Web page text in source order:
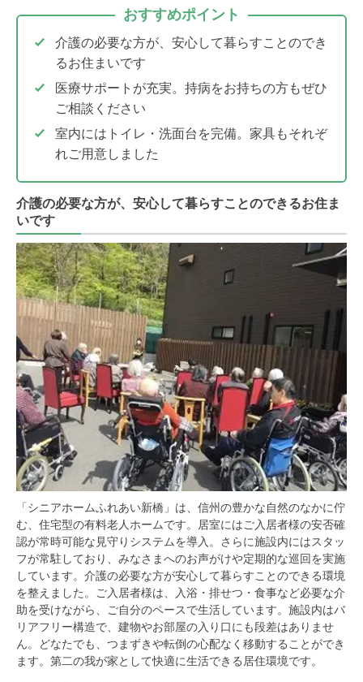
おすすめポイント
介護の必要な方が、安心して暮らすことのでき
るお住まいです
医療サポートが充実。持病をお持ちの方もぜひ
ご相談ください
室内にはトイレ・洗面台を完備。家具もそれぞ
れご用意しました
介護の必要な方が、安心して暮らすことのできるお住ま
いです
「シニアホームふれあい新橋」は、信州の豊かな自然のなかに佇
む、住宅型の有料老人ホームです。居室にはご入居者様の安否確
認が常時可能な見守りシステムを導入。さらに施設内にはスタッ
フが常駐しており、みなさまへのお声がけや定期的な巡回を実施
しています。介護の必要な方が安心して暮らすことのできる環境
を整えました。ご入居者様は、入浴・排せつ・食事など必要な介
助を受けながら、ご自分のペースで生活しています。施設内はバ
リアフリー構造で、建物やお部屋の入り口にも段差はありませ
ん。どなたでも、つまずきや転倒の心配なく移動することができ
ます。第二の我が家として快適に生活できる居住環境です。